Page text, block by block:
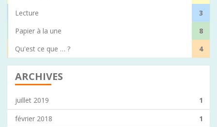
Lecture
3
Papier à la une
8
Qu'est ce que … ?
4
ARCHIVES
juillet 2019
1
février 2018
1